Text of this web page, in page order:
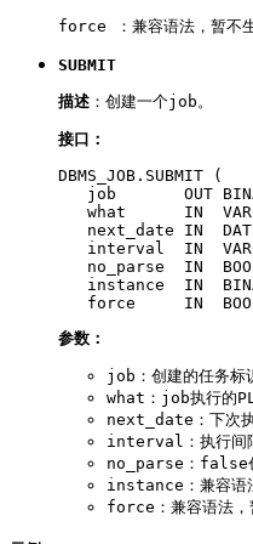
force ：兼容语法，暂不生
SUBMIT
描述 ：创建一个job。
接口：
DBMS_JOB.SUBMIT (
job       OUT
what      IN
next_date IN
interval  IN
no_parse  IN
instance  IN
force     IN
参数：
job：创建的任务标
what：job执行的
next_date：下次执
interval：执行间隔
no_parse：false
instance：兼容语
force：兼容语法，